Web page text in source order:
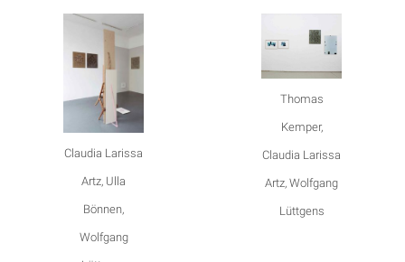
Claudia Larissa
Artz, Ulla
Bönnen,
Wolfgang
Thomas
Kemper,
Claudia Larissa
Artz, Wolfgang
Lüttgens